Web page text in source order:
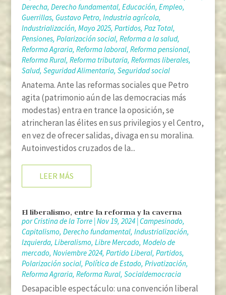
Derecha, Derecho fundamental, Educación, Empleo,
Guerrillas, Gustavo Petro, Industria agrícola,
Industrialización, Mayo 2025, Partidos, Paz Total,
Pensiones, Polarización social, Reforma a la salud,
Reforma Agraria, Reforma laboral, Reforma pensional,
Reforma Rural, Reforma tributaria, Reformas liberales,
Salud, Seguridad Alimentaria, Seguridad social
Anatema. Ante las reformas sociales que Petro
agita (patrimonio aún de las democracias más
modestas) entra en trance la oposición, se
atrincheran las élites en sus privilegios y el Centro,
en vez de ofrecer salidas, divaga en su moralina.
Autoinvestidos cruzados de la...
LEER MÁS
El liberalismo, entre la reforma y la caverna
porCristina de la Torre| Nov 19, 2024| Campesinado,
Capitalismo, Derecho fundamental, Industrialización,
Izquierda, Liberalismo, Libre Mercado, Modelo de
mercado, Noviembre 2024, Partido Liberal, Partidos,
Polarización social, Política de Estado, Privatización,
Reforma Agraria, Reforma Rural, Socialdemocracia
Desapacible espectáculo: una convención liberal